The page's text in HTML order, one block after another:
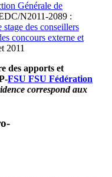
Générale de
N2011-2089 :
des conseillers
concours externe et
2011
des apports et
FSU FSU Fédération
correspond aux